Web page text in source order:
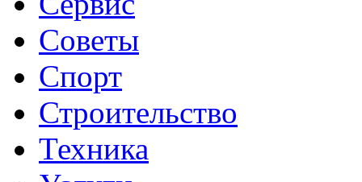
Советы
Спорт
Строительство
Техника